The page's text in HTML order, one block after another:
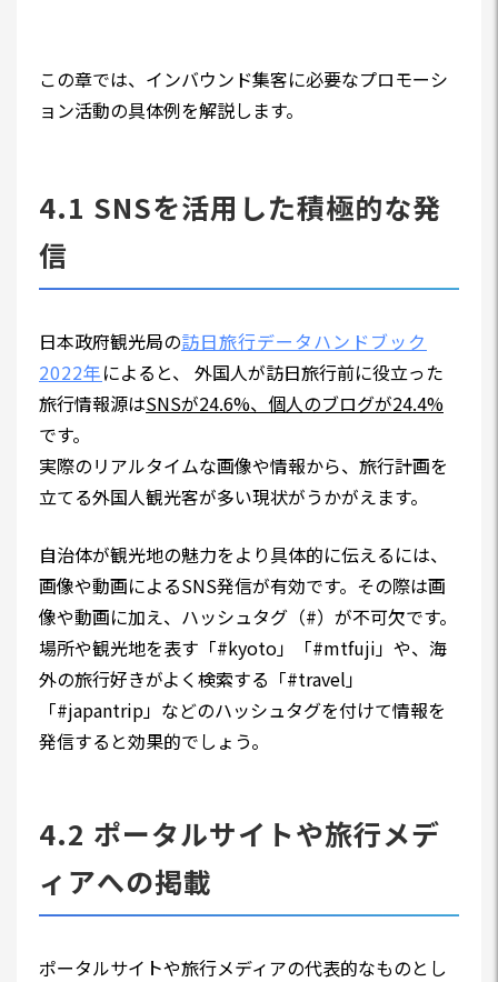
この章では、インバウンド集客に必要なプロモーシ
ョン活動の具体例を解説します。
4.1 SNSを活用した積極的な発
信
日本政府観光局の訪日旅行データハンドブック
2022年によると、 外国人が訪日旅行前に役立った
旅行情報源はSNSが24.6%、個人のブログが24.4%
です。
実際のリアルタイムな画像や情報から、旅行計画を
立てる外国人観光客が多い現状がうかがえます。
自治体が観光地の魅力をより具体的に伝えるには、
画像や動画によるSNS発信が有効です。その際は画
像や動画に加え、ハッシュタグ（#）が不可欠です。
場所や観光地を表す「#kyoto」「#mtfuji」や、海
外の旅行好きがよく検索する「#travel」
「#japantrip」などのハッシュタグを付けて情報を
発信すると効果的でしょう。
4.2 ポータルサイトや旅行メデ
ィアへの掲載
ポータルサイトや旅行メディアの代表的なものとし